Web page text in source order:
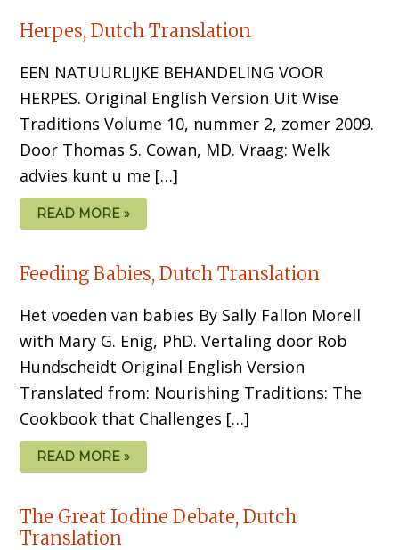
Herpes, Dutch Translation
EEN NATUURLIJKE BEHANDELING VOOR
HERPES. Original English Version Uit Wise
Traditions Volume 10, nummer 2, zomer 2009.
Door Thomas S. Cowan, MD. Vraag: Welk
advies kunt u me […]
READ MORE »
Feeding Babies, Dutch Translation
Het voeden van babies By Sally Fallon Morell
with Mary G. Enig, PhD. Vertaling door Rob
Hundscheidt Original English Version
Translated from: Nourishing Traditions: The
Cookbook that Challenges […]
READ MORE »
The Great Iodine Debate, Dutch
Translation